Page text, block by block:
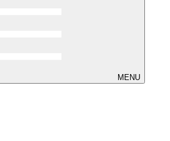
MENU